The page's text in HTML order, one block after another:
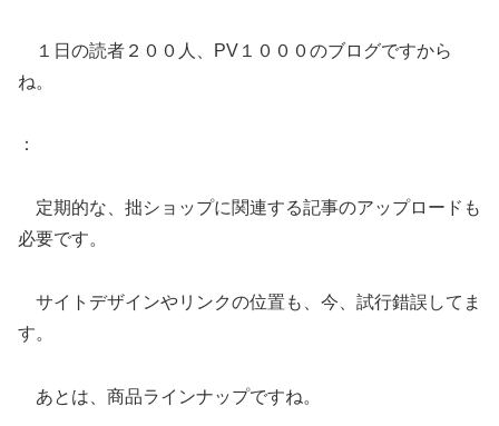
１日の読者２００人、PV１０００のブログですから
ね。
：
定期的な、拙ショップに関連する記事のアップロードも
必要です。
サイトデザインやリンクの位置も、今、試行錯誤してま
す。
あとは、商品ラインナップですね。